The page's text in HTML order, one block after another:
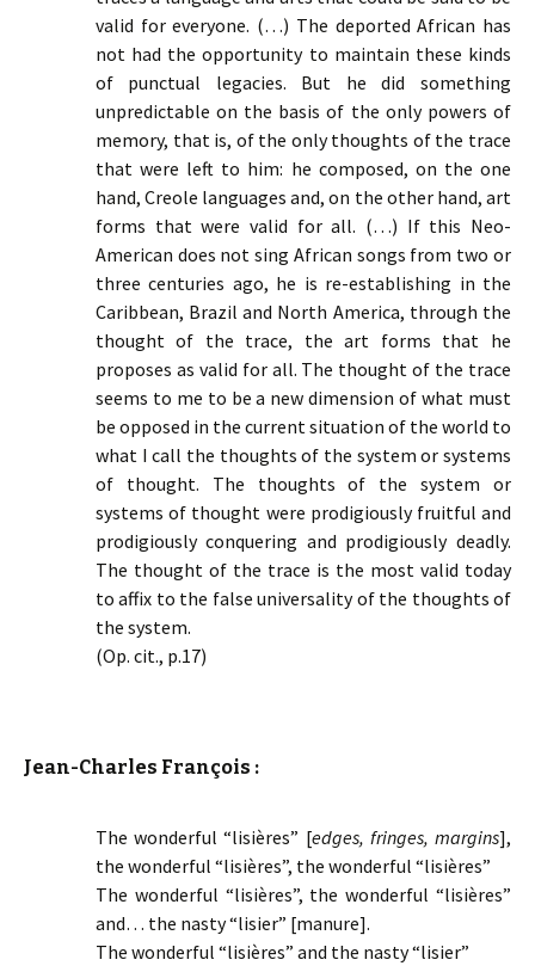
valid for everyone. (…) The deported African has
not had the opportunity to maintain these kinds
of punctual legacies. But he did something
unpredictable on the basis of the only powers of
memory, that is, of the only thoughts of the trace
that were left to him: he composed, on the one
hand, Creole languages and, on the other hand, art
forms that were valid for all. (…) If this Neo-
American does not sing African songs from two or
three centuries ago, he is re-establishing in the
Caribbean, Brazil and North America, through the
thought of the trace, the art forms that he
proposes as valid for all. The thought of the trace
seems to me to be a new dimension of what must
be opposed in the current situation of the world to
what I call the thoughts of the system or systems
of thought. The thoughts of the system or
systems of thought were prodigiously fruitful and
prodigiously conquering and prodigiously deadly.
The thought of the trace is the most valid today
to affix to the false universality of the thoughts of
the system.
(Op. cit., p.17)
Jean-Charles François :
The wonderful “lisières” [edges, fringes, margins],
the wonderful “lisières”, the wonderful “lisières”
The wonderful “lisières”, the wonderful “lisières”
and… the nasty “lisier” [manure].
The wonderful “lisières” and the nasty “lisier”